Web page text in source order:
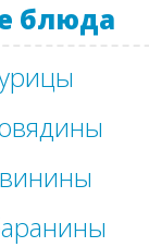
блюда